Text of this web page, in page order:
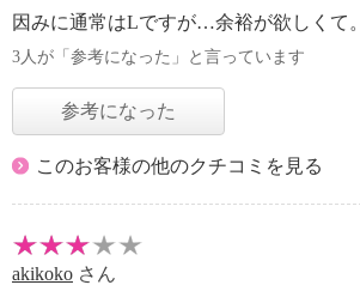
因みに通常はLですが…余裕が欲しくて。
3人が「参考になった」と言っています
参考になった
このお客様の他のクチコミを見る
akikoko さん